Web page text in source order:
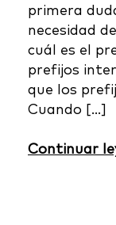
primera
necesidad
cuál es el
prefijos
que los
Cuando […]
Continuar